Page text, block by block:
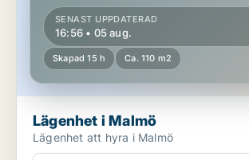
SENAST UPPDATERAD
16:56 • 05 aug.
Skapad 15 h Ca. 110 m2
Lägenhet i Malmö
Lägenhet att hyra i Malmö